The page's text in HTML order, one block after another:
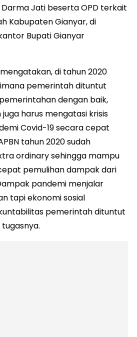
Darma Jati beserta OPD terkait
Kabupaten Gianyar, di
Bupati Gianyar
di tahun 2020
pemerintah dituntut
dengan baik,
harus mengatasi krisis
Covid-19 secara cepat
tahun 2020 sudah
ordinary sehingga mampu
pemulihan dampak dari
pandemi menjalar
tapi ekonomi sosial
pemerintah dituntut